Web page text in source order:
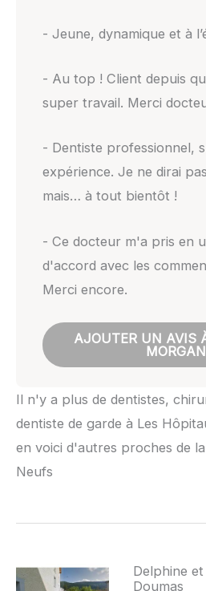
- Jeune, dynamique et à
- Au top ! Client depuis
super travail. Merci
- Dentiste professionnel,
expérience. Je ne dirai
mais… à tout bientôt !
- Ce docteur m'a pris en
d'accord avec les
Merci encore.
AJOUTER UN AVIS
Il n'y a plus de dentistes,
dentiste de garde à Les
en voici d'autres proches de
Neufs
Delphine
Doumas